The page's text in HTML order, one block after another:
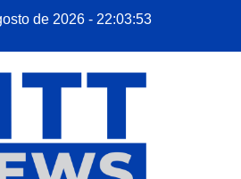
de 2026 - 22:03:54